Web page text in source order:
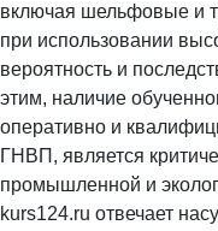
включая шельфовые и
при использовании
вероятность и
этим, наличие
оперативно и
ГНВП, является
промышленной и
kurs124.ru отвечает